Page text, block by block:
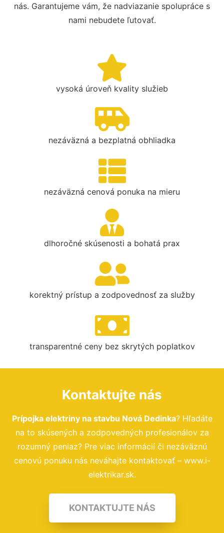
nás. Garantujeme vám, že nadviazanie spolupráce s
nami nebudete ľutovať.
vysoká úroveň kvality služieb
nezáväzná a bezplatná obhliadka
nezáväzná cenová ponuka na mieru
dlhoročné skúsenosti a bohatá prax
korektný prístup a zodpovednosť za služby
transparentné ceny bez skrytých poplatkov
Kontaktujte nás
Prípojka elektriny na stavbu Nová Dedinka? Hľadáte
na to skúsených a zodpovedných profesionálov za
rozumný peniaz? Pre viac informácií či nezáväznú
cenovú ponuku nás neváhajte kontaktovať – www.i-
elektrikar.sk.
KONTAKTUJTE NÁS